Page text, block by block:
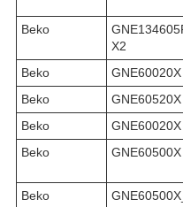
Beko
X2
Beko
GNE60020X
Beko
GNE60520X
Beko
GNE60020X
Beko
GNE60500X
Beko
GNE60500X_